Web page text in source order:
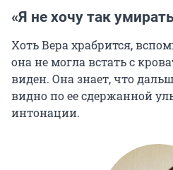
«Я не хочу так
Хоть Вера храбрится,
она не могла встать с
виден. Она знает, что
видно по ее сдержанной
интонации.